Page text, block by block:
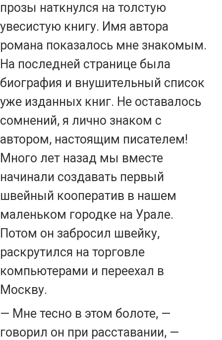
прозы наткнулся на толстую
увесистую книгу. Имя автора
романа показалось мне знакомым.
На последней странице была
биография и внушительный список
уже изданных книг. Не оставалось
сомнений, я лично знаком с
автором, настоящим писателем!
Много лет назад мы вместе
начинали создавать первый
швейный кооператив в нашем
маленьком городке на Урале.
Потом он забросил швейку,
раскрутился на торговле
компьютерами и переехал в
Москву.
— Мне тесно в этом болоте, —
говорил он при расставании, —